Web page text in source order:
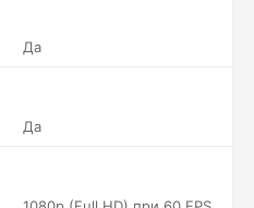
Да
Да